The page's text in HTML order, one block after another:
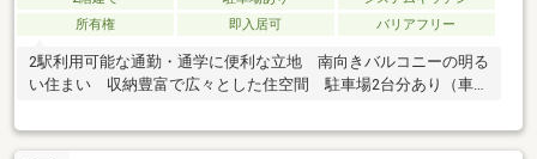
所有権
即入居可 バリアフリー
2駅利用可能な通勤・通学に便利な立地 南向きバルコニーの明る
い住まい 収納豊富で広々とした住空間 駐車場2台分あり（車種